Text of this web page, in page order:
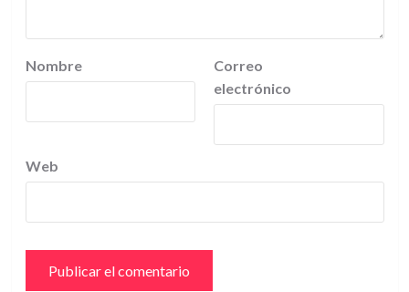
Nombre
Correo
electrónico
Web